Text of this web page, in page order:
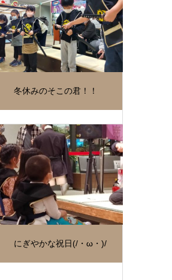
冬休みのそこの君！！
にぎやかな祝日(/・ω・)/